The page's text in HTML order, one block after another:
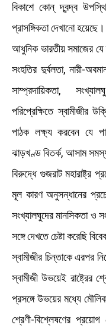
বিকাশে কোন্ দ্বন্দ্ব
প্রাসঙ্গিকতা দেখানাে হয়েছে।
আধুনিক ভারতীয় সমাজের
সংহতির দুর্বলতা, নারী-
সাম্প্রদায়িকতা,
পরিপ্রেক্ষিতে স্বামীজীর
পাঠক লক্ষ্য করবেন যে
ঝাড়খণ্ড বিতর্ক, আসাম
বিরুদ্ধে গুজরাট মহারাষ্ট্র
মূল কারণ অনুসন্ধানের
সংখ্যালঘুদের মানসিকতা ও
সঙ্গে দেখতে চেষ্টা করেছি
স্বামীজীর চিন্তাকে এরপর
স্বামীজী উভয়েই রাষ্ট্রের
প্রসঙ্গে উভয়ের মধ্যে
শ্রেণী-বিশ্লেষণের